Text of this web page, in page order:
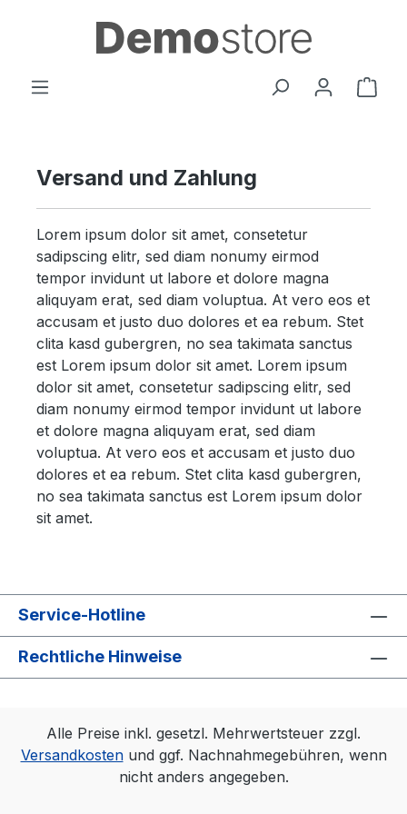
Zum Hauptinhalt springen
Versand und Zahlung
Lorem ipsum dolor sit amet, consetetur
sadipscing elitr, sed diam nonumy eirmod
tempor invidunt ut labore et dolore magna
aliquyam erat, sed diam voluptua. At vero eos et
accusam et justo duo dolores et ea rebum. Stet
clita kasd gubergren, no sea takimata sanctus
est Lorem ipsum dolor sit amet. Lorem ipsum
dolor sit amet, consetetur sadipscing elitr, sed
diam nonumy eirmod tempor invidunt ut labore
et dolore magna aliquyam erat, sed diam
voluptua. At vero eos et accusam et justo duo
dolores et ea rebum. Stet clita kasd gubergren,
no sea takimata sanctus est Lorem ipsum dolor
sit amet.
Service-Hotline
Rechtliche Hinweise
Alle Preise inkl. gesetzl. Mehrwertsteuer zzgl.
Versandkostenund ggf. Nachnahmegebühren, wenn
nicht anders angegeben.